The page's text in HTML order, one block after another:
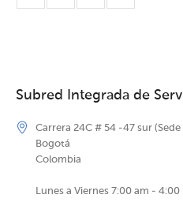
Subred Integrada de
Carrera 24C # 54 -47 sur
Bogotá
Colombia
Lunes a Viernes 7:00 am - 4:00